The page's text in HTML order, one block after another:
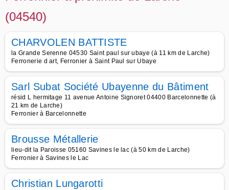
(04540)
CHARVOLEN BATTISTE
la Grande Serenne 04530 Saint paul sur ubaye (à 11 km de Larche)
Ferronerie d art, Ferronier à Saint Paul sur Ubaye
Sarl Subat Société Ubayenne du Bâtiment
résid L hermitage 11 avenue Antoine Signoret 04400 Barcelonnette (à
21 km de Larche)
Ferronier à Barcelonnette
Brousse Métallerie
lieu-dit la Paroisse 05160 Savines le lac (à 50 km de Larche)
Ferronier à Savines le Lac
Christian Lungarotti